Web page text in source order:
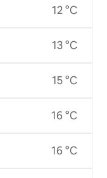
12 °C
13 °C
15 °C
16 °C
16 °C